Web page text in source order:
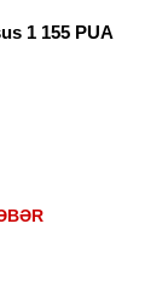
1 155 PUA